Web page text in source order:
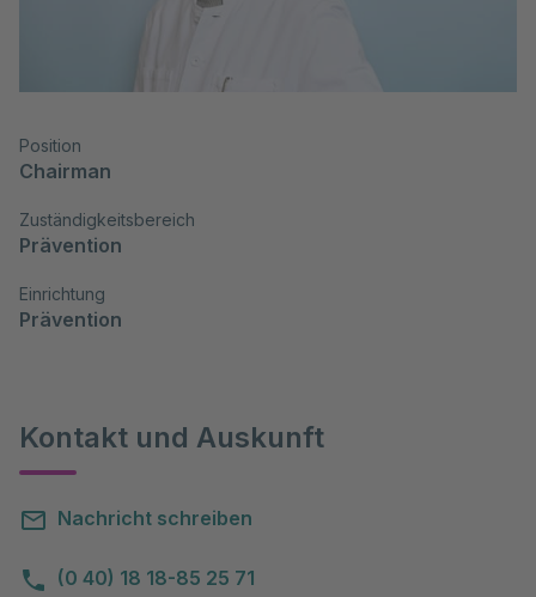
Position
Chairman
Zuständigkeitsbereich
Prävention
Einrichtung
Prävention
Kontakt und Auskunft
Nachricht schreiben
(0 40) 18 18-85 25 71